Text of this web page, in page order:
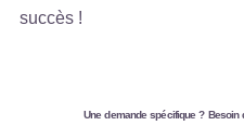
succès !
Une demande spécifique ? Besoin